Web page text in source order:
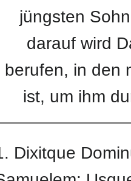
jüngsten
darauf wird
berufen, in den
ist, um ihm
Dixitque